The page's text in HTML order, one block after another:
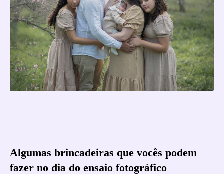
Algumas brincadeiras que vocês podem
fazer no dia do ensaio fotográfico